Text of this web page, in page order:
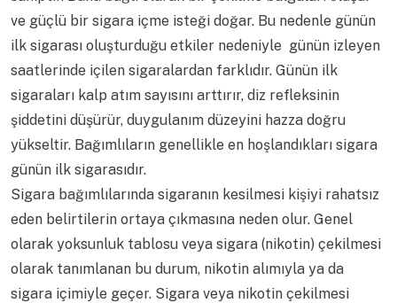
ve güçlü bir sigara içme isteği doğar. Bu nedenle günün
ilk sigarası oluşturduğu etkiler nedeniyle günün izleyen
saatlerinde içilen sigaralardan farklıdır. Günün ilk
sigaraları kalp atım sayısını arttırır, diz refleksinin
şiddetini düşürür, duygulanım düzeyini hazza doğru
yükseltir. Bağımlıların genellikle en hoşlandıkları sigara
günün ilk sigarasıdır.
Sigara bağımlılarında sigaranın kesilmesi kişiyi rahatsız
eden belirtilerin ortaya çıkmasına neden olur. Genel
olarak yoksunluk tablosu veya sigara (nikotin) çekilmesi
olarak tanımlanan bu durum, nikotin alımıyla ya da
sigara içimiyle geçer. Sigara veya nikotin çekilmesi